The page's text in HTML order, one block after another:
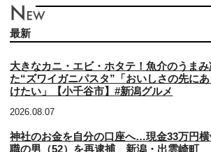
最新
大きなカニ・エビ・ホタテ！魚介のうまみ
た“ズワイガニパスタ”「おいしさの先に
けたい」【小千谷市】#新潟グルメ
2026.08.07
神社のお金を自分の口座へ…現金33万円
職の男（52）を再逮捕 新潟・出雲崎町